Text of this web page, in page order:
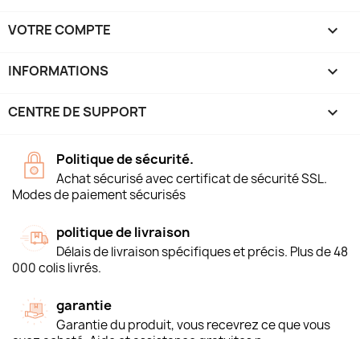
VOTRE COMPTE 
INFORMATIONS keyboard_arrow_down
CENTRE DE SUPPORT 
Politique de sécurité.
Achat sécurisé avec certificat de sécurité SSL.
Modes de paiement sécurisés
politique de livraison
Délais de livraison spécifiques et précis. Plus de 48
000 colis livrés.
garantie
Garantie du produit, vous recevrez ce que vous